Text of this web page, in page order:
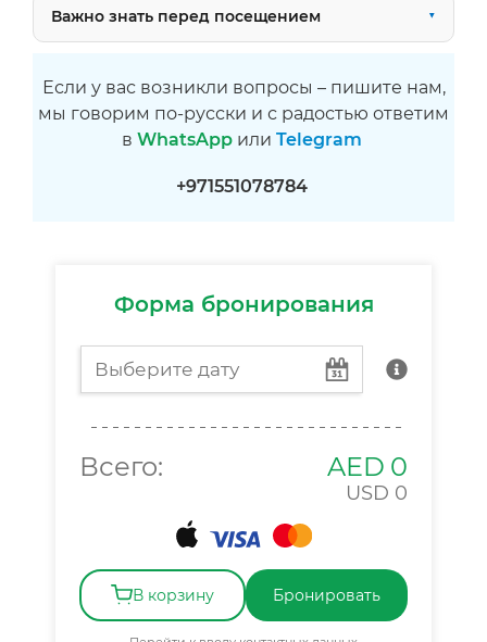
Важно знать перед посещением
Если у вас возникли вопросы – пишите нам,
мы говорим по-русски и с радостью ответим
в WhatsApp или Telegram
+971551078784
Форма бронирования
Всего: AED 0
USD 0
В корзину Бронировать